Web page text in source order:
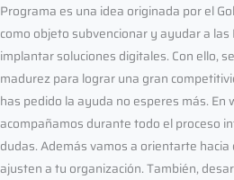
Programa es una idea originada por el
como objeto subvencionar y ayudar a las
implantar soluciones digitales. Con ello,
madurez para lograr una gran
has pedido la ayuda no esperes más. En
acompañamos durante todo el proceso
dudas. Además vamos a orientarte
ajusten a tu organización. También,